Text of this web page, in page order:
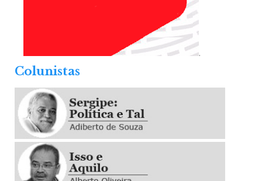
.
Colunistas